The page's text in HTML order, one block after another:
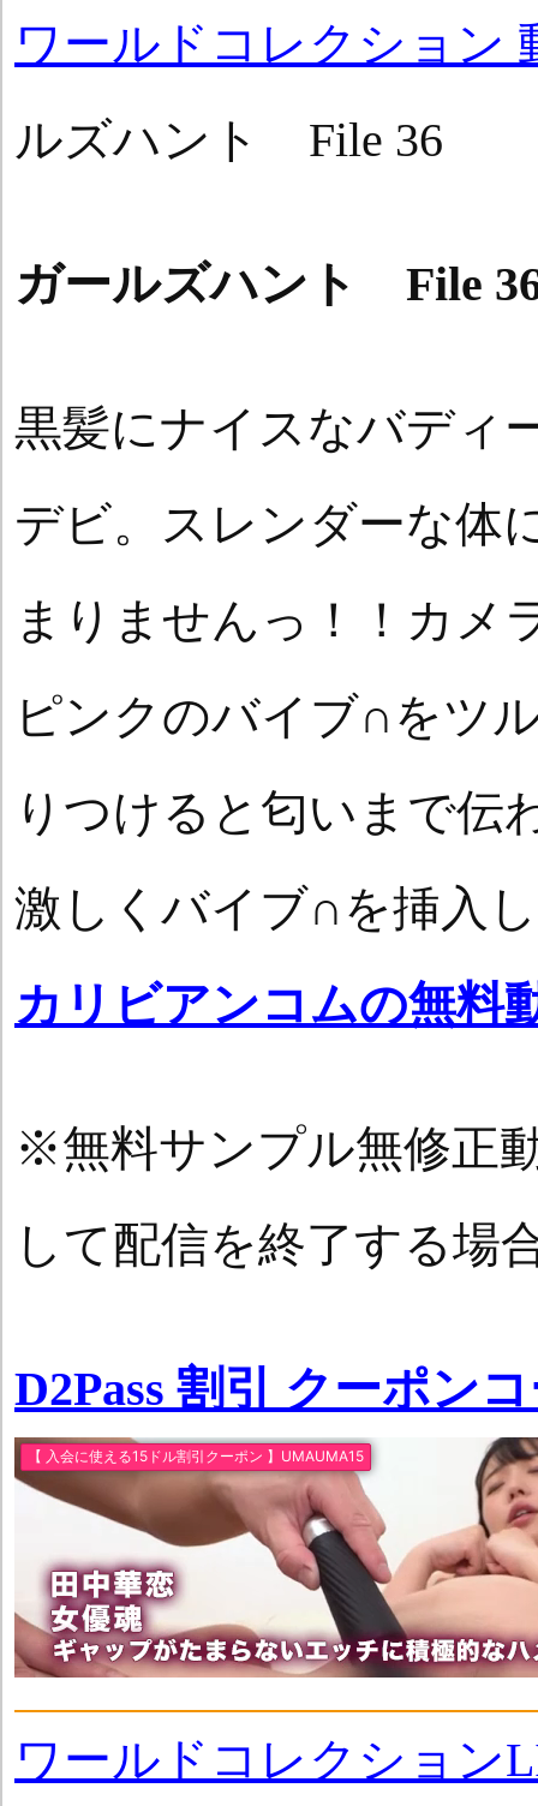
ワールドコレクション
ルズハント File 36
ガールズハント File
黒髪にナイスなバディ
デビ。スレンダーな体
まりませんっ！！カメ
ピンクのバイブ∩をツ
りつけると匂いまで伝
激しくバイブ∩を挿入
カリビアンコムの無料
※無料サンプル無修正
して配信を終了する場
D2Pass 割引 クーポン
ワールドコレクション